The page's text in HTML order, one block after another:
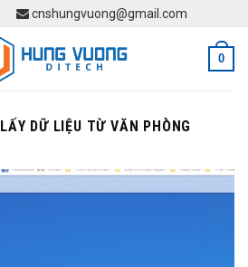
cnshungvuong@gmail.com
0
LẤY DỮ LIỆU TỪ VĂN PHÒNG